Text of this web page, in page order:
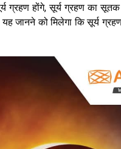
ग्रहण होंगे, सूर्य ग्रहण का
जानने को मिलेगा कि सूर्य